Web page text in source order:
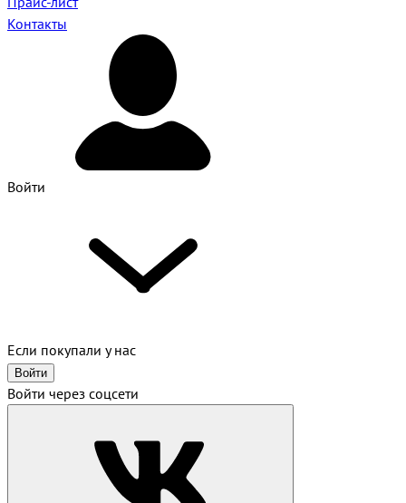
Контакты
Войти
Если покупали у нас
Войти
Войти через соцсети